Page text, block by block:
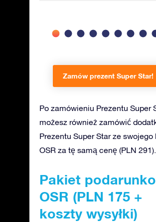
Zamów prezent Super Star!
Po zamówieniu Prezentu Super
możesz również zamówić
Prezentu Super Star ze swojego
OSR za tę samą cenę (PLN 291).
Pakiet
OSR (PLN 175 +
koszty wysyłki)